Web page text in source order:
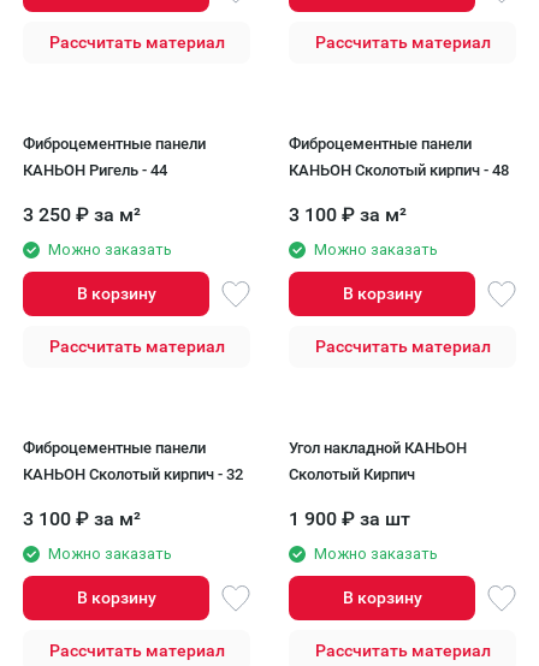
Рассчитать материал Рассчитать материал
Фиброцементные панели
КАНЬОН Ригель - 44
3 250 ₽ за м²
Можно заказать
В корзину
Рассчитать материал
Фиброцементные панели
КАНЬОН Сколотый кирпич - 48
3 100 ₽ за м²
Можно заказать
В корзину
Рассчитать материал
Фиброцементные панели
КАНЬОН Сколотый кирпич - 32
3 100 ₽ за м²
Можно заказать
В корзину
Рассчитать материал
Угол накладной КАНЬОН
Сколотый Кирпич
1 900 ₽ за шт
Можно заказать
В корзину
Рассчитать материал